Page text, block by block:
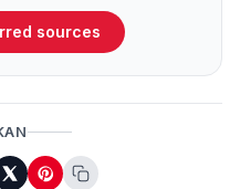
sources